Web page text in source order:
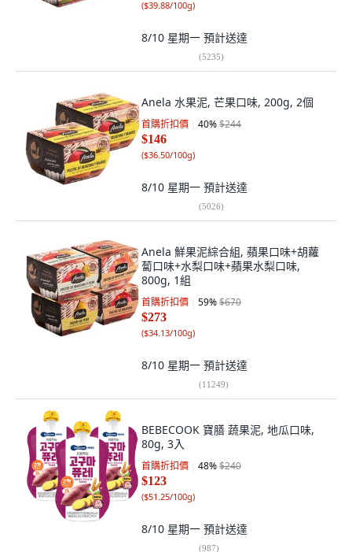
($39.88/100g)
8/10 星期一 預計送達
(5235)
Anela 水果泥, 芒果口味, 200g, 2個
首購折扣價 40%$244
$146
($36.50/100g)
8/10 星期一 預計送達
(5026)
Anela 鮮果泥綜合組, 蘋果口味+胡蘿
蔔口味+水梨口味+蘋果水梨口味,
800g, 1組
首購折扣價 59%$670
$273
($34.13/100g)
8/10 星期一 預計送達
(11249)
BEBECOOK 寶膳 蔬果泥, 地瓜口味,
80g, 3入
首購折扣價 48%$240
$123
($51.25/100g)
8/10 星期一 預計送達
(987)